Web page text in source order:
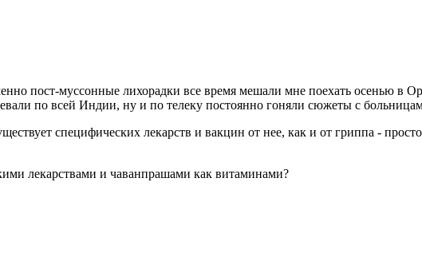
пост-муссонные лихорадки все время мешали мне поехать осенью в
по всей Индии, ну и по телеку постоянно гоняли сюжеты с
специфических лекарств и вакцин от нее, как и от гриппа -
лекарствами и чаванпрашами как витаминами?